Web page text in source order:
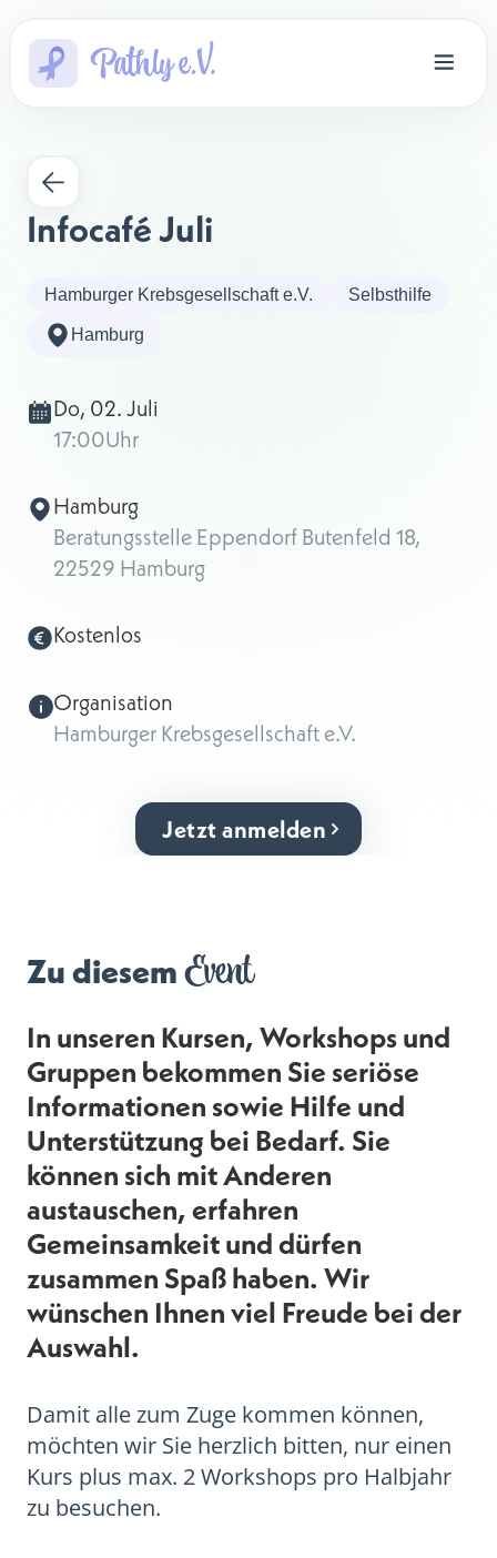
Infocafé Juli
Hamburger Krebsgesellschaft e.V. Selbsthilfe
Hamburg
Do, 02. Juli
17:00Uhr
Hamburg
Beratungsstelle Eppendorf Butenfeld 18,
22529 Hamburg
Kostenlos
Organisation
Hamburger Krebsgesellschaft e.V.
Jetzt anmelden
Zu diesemEvent
In unseren Kursen, Workshops und
Gruppen bekommen Sie seriöse
Informationen sowie Hilfe und
Unterstützung bei Bedarf. Sie
können sich mit Anderen
austauschen, erfahren
Gemeinsamkeit und dürfen
zusammen Spaß haben. Wir
wünschen Ihnen viel Freude bei der
Auswahl.
Damit alle zum Zuge kommen können,
möchten wir Sie herzlich bitten, nur einen
Kurs plus max. 2 Workshops pro Halbjahr
zu besuchen.